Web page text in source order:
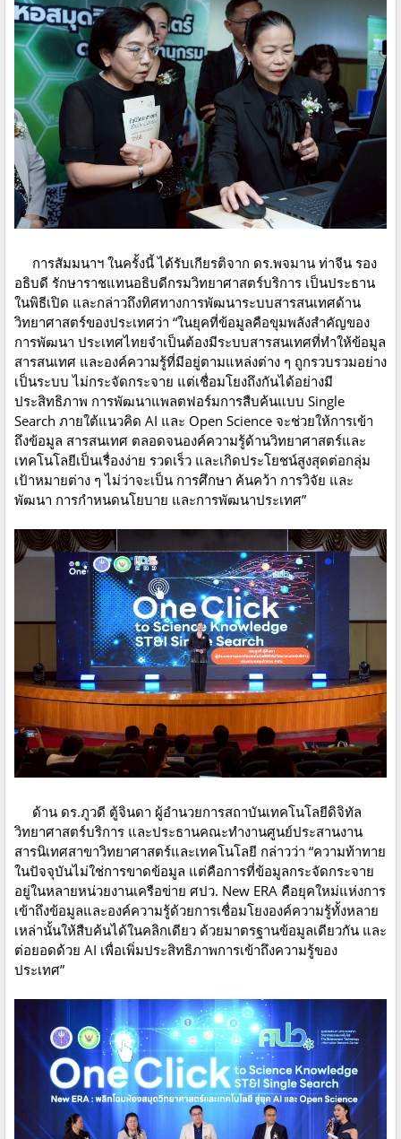
การสัมมนาฯ ในครั้งนี้ ได้รับเกียรติจาก ดร.พจมาน ท่าจีน รอง
อธิบดี รักษาราชแทนอธิบดีกรมวิทยาศาสตร์บริการ เป็นประธาน
ในพิธีเปิด และกล่าวถึงทิศทางการพัฒนาระบบสารสนเทศด้าน
วิทยาศาสตร์ของประเทศว่า “ในยุคที่ข้อมูลคือขุมพลังสำคัญของ
การพัฒนา ประเทศไทยจำเป็นต้องมีระบบสารสนเทศที่ทำให้ข้อมูล
สารสนเทศ และองค์ความรู้ที่มีอยู่ตามแหล่งต่าง ๆ ถูกรวบรวมอย่าง
เป็นระบบ ไม่กระจัดกระจาย แต่เชื่อมโยงถึงกันได้อย่างมี
ประสิทธิภาพ การพัฒนาแพลตฟอร์มการสืบค้นแบบ Single
Search ภายใต้แนวคิด AI และ Open Science จะช่วยให้การเข้า
ถึงข้อมูล สารสนเทศ ตลอดจนองค์ความรู้ด้านวิทยาศาสตร์และ
เทคโนโลยีเป็นเรื่องง่าย รวดเร็ว และเกิดประโยชน์สูงสุดต่อกลุ่ม
เป้าหมายต่าง ๆ ไม่ว่าจะเป็น การศึกษา ค้นคว้า การวิจัย และ
พัฒนา การกำหนดนโยบาย และการพัฒนาประเทศ”
ด้าน ดร.ภูวดี ตู้จินดา ผู้อำนวยการสถาบันเทคโนโลยีดิจิทัล
วิทยาศาสตร์บริการ และประธานคณะทำงานศูนย์ประสานงาน
สารนิเทศสาขาวิทยาศาสตร์และเทคโนโลยี กล่าวว่า “ความท้าทาย
ในปัจจุบันไม่ใช่การขาดข้อมูล แต่คือการที่ข้อมูลกระจัดกระจาย
อยู่ในหลายหน่วยงานเครือข่าย ศปว. New ERA คือยุคใหม่แห่งการ
เข้าถึงข้อมูลและองค์ความรู้ด้วยการเชื่อมโยงองค์ความรู้ทั้งหลาย
เหล่านั้นให้สืบค้นได้ในคลิกเดียว ด้วยมาตรฐานข้อมูลเดียวกัน และ
ต่อยอดด้วย AI เพื่อเพิ่มประสิทธิภาพการเข้าถึงความรู้ของ
ประเทศ”